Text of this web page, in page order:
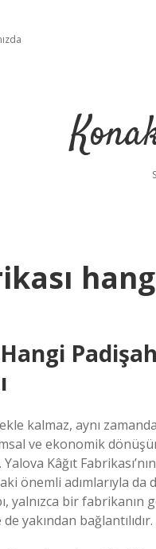
kalmaz, aynı
ve ekonomik
Kâğıt
önemli adımlarıyla da
bir fabrikanın
yakından bağlantılıdır.